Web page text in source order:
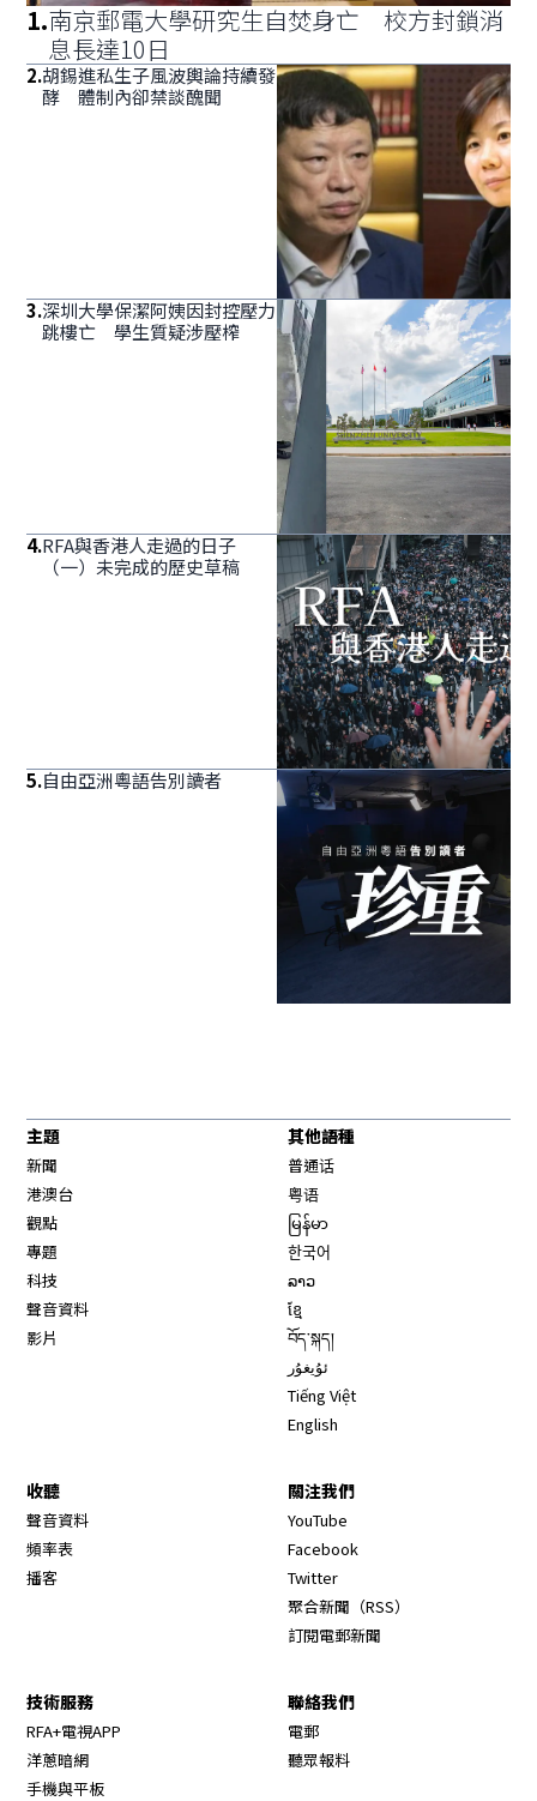
1.南京郵電大學研究生自焚身亡 校方封鎖消
息長達10日
2.胡錫進私生子風波輿論持續發
酵 體制內卻禁談醜聞
3.深圳大學保潔阿姨因封控壓力
跳樓亡 學生質疑涉壓榨
4.RFA與香港人走過的日子
（一）未完成的歷史草稿
5.自由亞洲粵語告別讀者
主題
新聞
港澳台
觀點
專題
科技
聲音資料
影片
其他語種
普通话
粤语
မြန်မာ
한국어
ລາວ
ខ្មែ
བོད་སྐད།
ئۇيغۇر
Tiếng Việt
English
收聽
聲音資料
頻率表
播客
關注我們
YouTube
Facebook
Twitter
聚合新聞（RSS）
訂閱電郵新聞
技術服務
RFA+電視APP
洋蔥暗網
手機與平板
聯絡我們
電郵
聽眾報料